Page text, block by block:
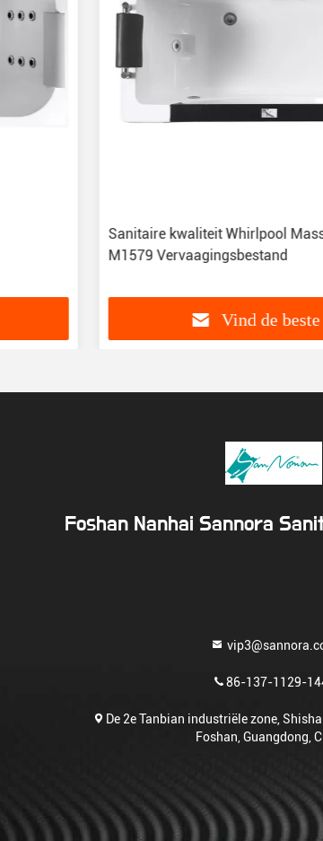
Sanitaire kwaliteit Whirlpool
M1579 Vervaagingsbestand
Vind de
Foshan Nanhai Sannora
86-137-1129-
De 2e Tanbian industriële zone,
Foshan, Guangdong,